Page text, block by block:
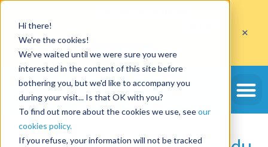
Hi there!
We're the cookies!
We've waited until we were sure you were
interested in the content of this site before
bothering you, but we'd like to accompany you
during your visit... Is that OK with you?
To find out more about the cookies we use, seeour
cookies policy.
If you refuse, your information will not be tracked
sur l'ouverture d'un compte avec le code
jusqu'au 30/09/2026*
J'en profite
×
Étiquette :
blanchisserie